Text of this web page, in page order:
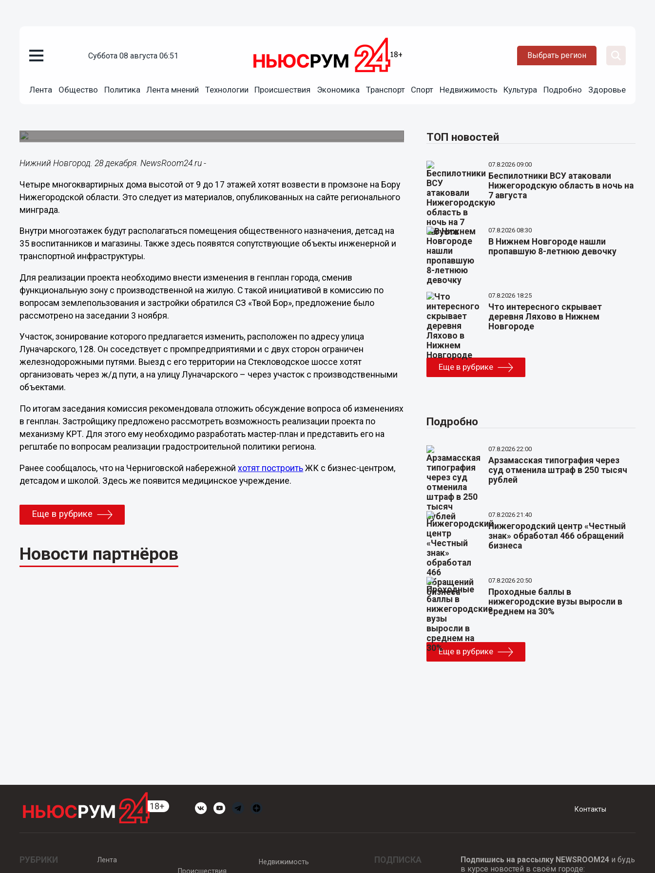
суббота 08 августа 06:51 Выбрать регион
Лента Общество Политика Лента мнений Технологии Происшествия Экономика Транспорт Спорт Недвижимость Культура Подробно Здоровье
Четыре МКД с детсадом хотят построить в промзоне на
Нижний Новгород. 28 декабря. NewsRoom24.ru -
Четыре многоквартирных дома высотой от 9 до 17 этажей хотят возвести в промзоне на Бору
Нижегородской области. Это следует из материалов, опубликованных на сайте регионального
минграда.
Внутри многоэтажек будут располагаться помещения общественного назначения, детсад на
35 воспитанников и магазины. Также здесь появятся сопутствующие объекты инженерной и
транспортной инфраструктуры.
Для реализации проекта необходимо внести изменения в генплан города, сменив
функциональную зону с производственной на жилую. С такой инициативой в комиссию по
вопросам землепользования и застройки обратился СЗ «Твой Бор», предложение было
рассмотрено на заседании 3 ноября.
Участок, зонирование которого предлагается изменить, расположен по адресу улица
Луначарского, 128. Он соседствует с промпредприятиями и с двух сторон ограничен
железнодорожными путями. Выезд с его территории на Стекловодское шоссе хотят
организовать через ж/д пути, а на улицу Луначарского – через участок с производственными
объектами.
По итогам заседания комиссия рекомендовала отложить обсуждение вопроса об изменениях
в генплан. Застройщику предложено рассмотреть возможность реализации проекта по
механизму КРТ. Для этого ему необходимо разработать мастер-план и представить его на
регштабе по вопросам реализации градостроительной политики региона.
Ранее сообщалось, что на Черниговской набережнойхотят построить ЖК с бизнес-центром,
детсадом и школой. Здесь же появится медицинское учреждение.
Еще в рубрике
Новости партнёров
ТОП новостей
07.8.2026 09:00
Беспилотники ВСУ атаковали
Нижегородскую область в ночь на
7 августа
07.8.2026 08:30
В Нижнем Новгороде нашли
пропавшую 8-летнюю девочку
07.8.2026 18:25
Что интересного скрывает
деревня Ляхово в Нижнем
Новгороде
Еще в рубрике
Подробно
07.8.2026 22:00
Арзамасская типография через
суд отменила штраф в 250 тысяч
рублей
07.8.2026 21:40
Нижегородский центр «Честный
знак» обработал 466 обращений
бизнеса
07.8.2026 20:50
Проходные баллы в
нижегородские вузы выросли в
среднем на 30%
Еще в рубрике
Контакты
РУБРИКИ
Лента
Происшествия
Недвижимость ПОДПИСКА Подпишись на рассылку NEWSROOM24и будь
в курсе новостей в своём городе: